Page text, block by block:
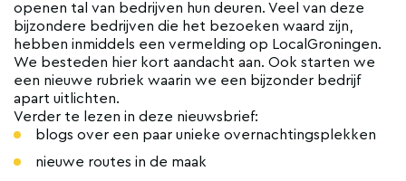
openen tal van bedrijven hun deuren. Veel van deze
bijzondere bedrijven die het bezoeken waard zijn,
hebben inmiddels een vermelding op LocalGroningen.
We besteden hier kort aandacht aan. Ook starten we
een nieuwe rubriek waarin we een bijzonder bedrijf
apart uitlichten.
Verder te lezen in deze nieuwsbrief:
blogs over een paar unieke overnachtingsplekken
nieuwe routes in de maak